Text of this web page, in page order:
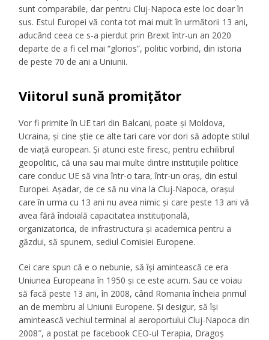
sunt comparabile, dar pentru Cluj-Napoca este loc doarîn
sus. Estul Europeivă conta totmai multîn următorii 13 ani,
aducând ceea ce s-a pierdut prin Brexitîntr-un an 2020
departe de a fi celmai “glorios”, politic vorbind, din istoria
depeste 70 de ani a Uniunii.
Viitorul sună promițător
Vor fi primiteîn UEtari din Balcani, poateși Moldova,
Ucraina,și cine știe ce altetari care vor dori să adopte stilul
deviață european.Și atunci este firesc, pentru echilibrul
geopolitic, că una sau mai multe dintreinstituțiile politice
care conduc UE să vina într-otara,într-un oraș, din estul
Europei.Așadar, de ce să nuvina la Cluj-Napoca, orașul
careîn urma cu 13 ani nu avea nimicși carepeste 13 anivă
aveafără îndoială capacitateainstituțională,
organizatorica, deinfrastructura și academica pentru a
găzdui, să spunem, sediul Comisiei Europene.
Cei care spun că e o nebunie, să își amintească ce era
Uniunea Europeana în 1950și ce este acum. Sau ce voiau
să facă peste 13 ani,în 2008, când Romania încheia primul
an de membru al Uniunii Europene.Și desigur, să își
amintească vechiul terminal al aeroportului Cluj-Napoca din
2008″, a postat pe facebook CEO-ul Terapia, Dragoș